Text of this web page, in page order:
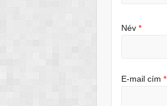
Név*
E-mail cím*